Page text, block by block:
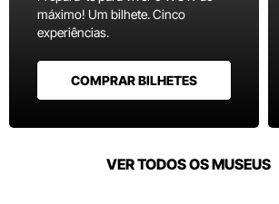
máximo! Um bilhete. Cinco
experiências.
COMPRAR BILHETES
VER TODOS OS MUSEUS